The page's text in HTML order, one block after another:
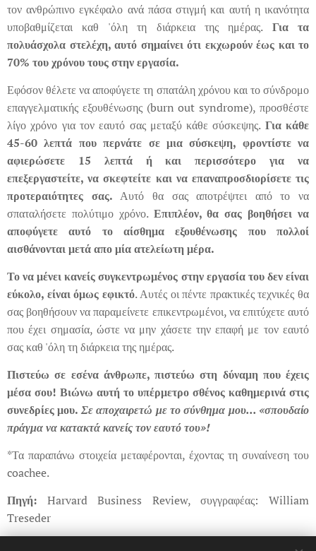
τον ανθρώπινο εγκέφαλο ανά πάσα στιγμή και αυτή η ικανότητα
υποβαθμίζεται καθ 'όλη τη διάρκεια της ημέρας. Για τα
πολυάσχολα στελέχη, αυτό σημαίνει ότι εκχωρούν έως και το
70% του χρόνου τους στην εργασία.
Εφόσον θέλετε να αποφύγετε τη σπατάλη χρόνου και το σύνδρομο
επαγγελματικής εξουθένωσης (burn out syndrome), προσθέστε
λίγο χρόνο για τον εαυτό σας μεταξύ κάθε σύσκεψης. Για κάθε
45-60 λεπτά που περνάτε σε μια σύσκεψη, φροντίστε να
αφιερώσετε 15 λεπτά ή και περισσότερο για να
επεξεργαστείτε, να σκεφτείτε και να επαναπροσδιορίσετε τις
προτεραιότητες σας.Αυτό θα σας αποτρέψτει από το να
σπαταλήσετε πολύτιμο χρόνο. Επιπλέον, θα σας βοηθήσει να
αποφύγετε αυτό το αίσθημα εξουθένωσης που πολλοί
αισθάνονται μετά απο μία ατελείωτη μέρα.
Το να μένει κανείς συγκεντρωμένος στην εργασία του δεν είναι
εύκολο, είναι όμως εφικτό. Αυτές οι πέντε πρακτικές τεχνικές θα
σας βοηθήσουν να παραμείνετε επικεντρωμένοι, να επιτύχετε αυτό
που έχει σημασία, ώστε να μην χάσετε την επαφή με τον εαυτό
σας καθ 'όλη τη διάρκεια της ημέρας.
Πιστεύω σε εσένα άνθρωπε, πιστεύω στη δύναμη που έχεις
μέσα σου! Βιώνω αυτή το υπέρμετρο σθένος καθημερινά στις
συνεδρίες μου. Σε αποχαιρετώ με το σύνθημα μου... «σπουδαίο
πράγμα να κατακτά κανείς τον εαυτό του»!
*Τα παραπάνω στοιχεία μεταφέρονται, έχοντας τη συναίνεση του
coachee.
Πηγή: Harvard Business Review, συγγραφέας: William
Treseder